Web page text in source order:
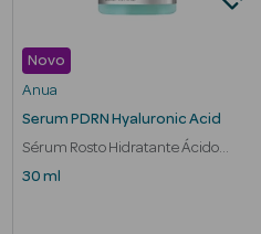
Novo
Anua
Serum PDRN Hyaluronic Acid
Sérum Rosto Hidratante Ácido
hialurónico e Colagénio
30 ml